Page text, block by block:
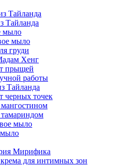
Тайланда
Тайланда
мыло
мыло
груди
Хенг
прыщей
работы
Тайланда
черных точек
мыло
мыло
Мирифика
для интимных зон